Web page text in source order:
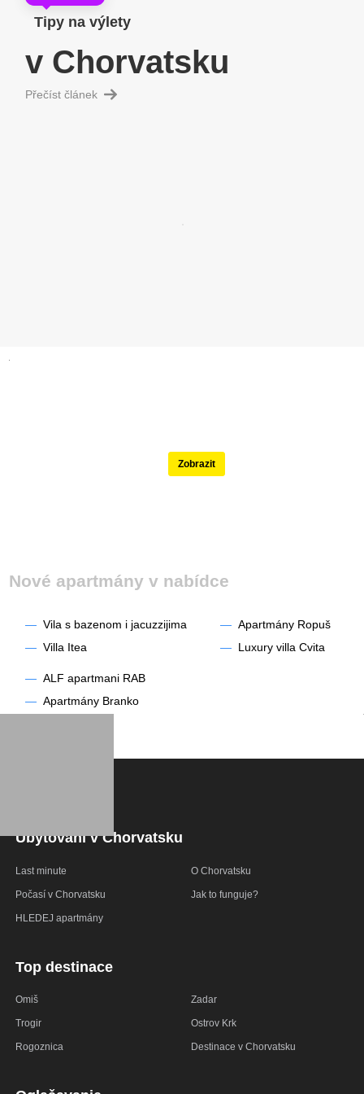
Tipy na výlety
v Chorvatsku
Přečíst článek
Zobrazit
Nové apartmány v nabídce
— Vila s bazenom i jacuzzijima
— Villa Itea
— Apartmány Ropuš
— Luxury villa Cvita
— ALF apartmani RAB
— Apartmány Branko
Ubytování v Chorvatsku
Last minute
Počasí v Chorvatsku
HLEDEJ apartmány
O Chorvatsku
Jak to funguje?
Top destinace
Omiš
Trogir
Rogoznica
Zadar
Ostrov Krk
Destinace v Chorvatsku